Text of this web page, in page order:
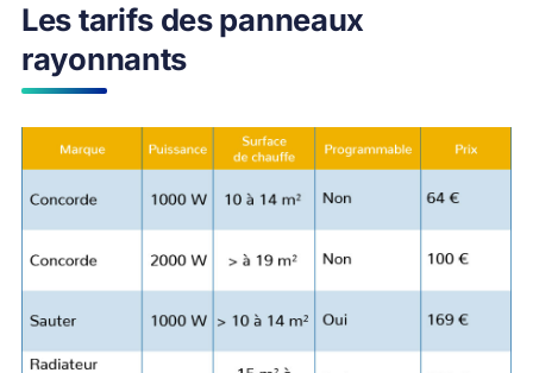
Les tarifs des panneaux
rayonnants